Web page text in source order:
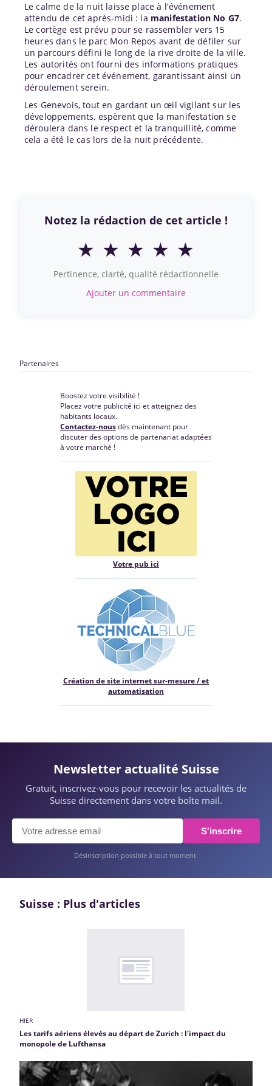
Le calme de la nuit laisse place à l'événement
attendu de cet après-midi : la manifestation No G7.
Le cortège est prévu pour se rassembler vers 15
heures dans le parc Mon Repos avant de défiler sur
un parcours défini le long de la rive droite de la ville.
Les autorités ont fourni des informations pratiques
pour encadrer cet événement, garantissant ainsi un
déroulement serein.
Les Genevois, tout en gardant un œil vigilant sur les
développements, espèrent que la manifestation se
déroulera dans le respect et la tranquillité, comme
cela a été le cas lors de la nuit précédente.
Notez la rédaction de cet article !
★ ★ ★ ★ ★
Pertinence, clarté, qualité rédactionnelle
Ajouter un commentaire
Partenaires
Boostez votre visibilité !
Placez votre publicité ici et atteignez des
habitants locaux.
Contactez-nousdès maintenant pour
discuter des options de partenariat adaptées
à votre marché !
Votre pub ici
Création de site internet sur-mesure / et
automatisation
Newsletter actualité Suisse
Gratuit, inscrivez-vous pour recevoir les actualités de
Suisse directement dans votre boîte mail.
S'inscrire
Désinscription possible à tout moment.
Suisse : Plus d'articles
HIER
Les tarifs aériens élevés au départ de Zurich : l'impact du
monopole de Lufthansa